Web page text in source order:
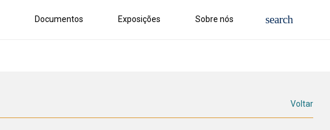
Documentos Exposições Sobre nós
Voltar